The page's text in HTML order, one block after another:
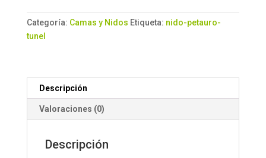
Categoría: Camas y Nidos Etiqueta: nido-petauro-
tunel
Descripción
Valoraciones (0)
Descripción